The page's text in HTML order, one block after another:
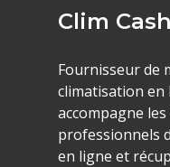
Clim
Fournisseur de
climatisation en
accompagne
professionnels
en ligne et